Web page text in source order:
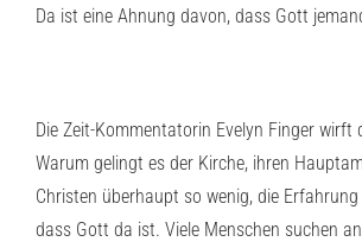
Da ist eine Ahnung davon, dass Gott
Die Zeit-Kommentatorin Evelyn Finger wirft
Warum gelingt es der Kirche, ihren
Christen überhaupt so wenig, die
dass Gott da ist. Viele Menschen suchen